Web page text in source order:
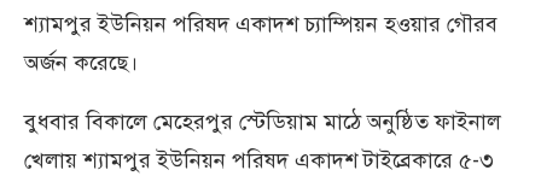
শ্যামপুর ইউনিয়ন পরিষদ একাদশ চ্যাম্পিয়ন হওয়ার গৌরব
অর্জন করেছে।
বুধবার বিকালে মেহেরপুর স্টেডিয়াম মাঠে অনুষ্ঠিত ফাইনাল
খেলায় শ্যামপুর ইউনিয়ন পরিষদ একাদশ টাইব্রেকারে ৫-৩